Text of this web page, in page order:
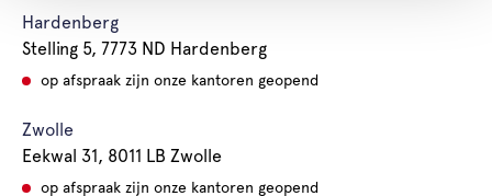
Hardenberg
Stelling 5, 7773 ND Hardenberg
op afspraak zijn onze kantoren geopend
Zwolle
Eekwal 31, 8011 LB Zwolle
op afspraak zijn onze kantoren geopend